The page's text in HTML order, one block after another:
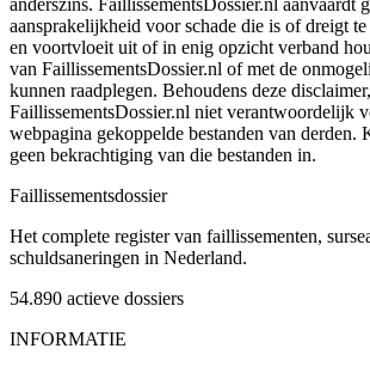
aansprakelijkheid voor schade die is of dreigt
en voortvloeit uit of in enig opzicht verband
van FaillissementsDossier.nl of met de
kunnen raadplegen. Behoudens deze
FaillissementsDossier.nl niet verantwoordelijk
webpagina gekoppelde bestanden van derden.
geen bekrachtiging van die bestanden in.
Faillissementsdossier
Het complete register van faillissementen,
schuldsaneringen in Nederland.
54.890 actieve dossiers
INFORMATIE